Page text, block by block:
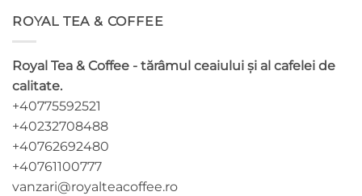
variații.
Opțiunile
fi
alese
în
pagina
produsului.
ROYAL TEA & COFFEE
Royal Tea & Coffee - tărâmul ceaiului și al cafelei de
calitate.
+40775592521
+40232708488
+40762692480
+40761100777
vanzari@royalteacoffee.ro